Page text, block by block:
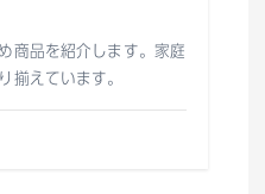
商品を紹介します。家庭
揃えています。